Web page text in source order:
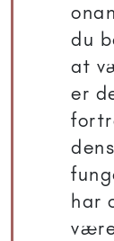
du
at
er
har